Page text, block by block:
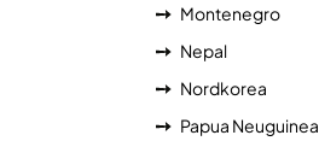
Montenegro
Nepal
Nordkorea
Papua Neuguinea